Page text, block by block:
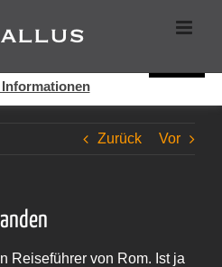
Zurück Vor
Reiseführer von Rom. Ist ja
Seite bei der Bereitstellung der
Webseite erklären Sie sich